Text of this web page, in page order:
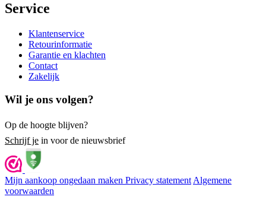
Service
Klantenservice
Retourinformatie
Garantie en klachten
Contact
Zakelijk
Wil je ons volgen?
Op de hoogte blijven?
Schrijf je in voor de nieuwsbrief
Mijn aankoop ongedaan maken Privacy statement Algemene
voorwaarden